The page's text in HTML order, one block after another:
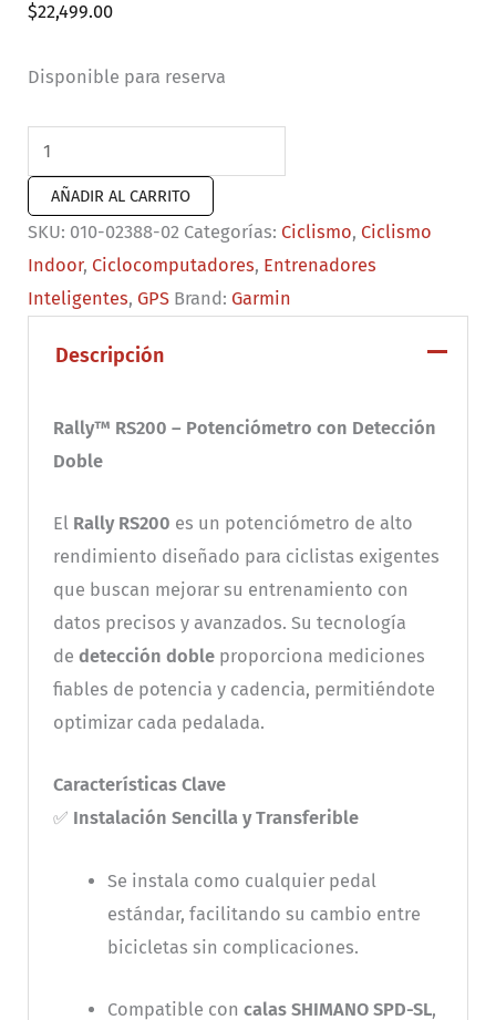
$22,499.00
Disponible para reserva
Pedales
Rally
RS200
cantidad
AÑADIR AL CARRITO
SKU: 010-02388-02 Categorías: Ciclismo, Ciclismo
Indoor, Ciclocomputadores, Entrenadores
Inteligentes, GPS Brand: Garmin
Descripción
Rally™ RS200 – Potenciómetro con Detección
Doble
El Rally RS200 es un potenciómetro de alto
rendimiento diseñado para ciclistas exigentes
que buscan mejorar su entrenamiento con
datos precisos y avanzados. Su tecnología
de detección dobleproporciona mediciones
fiables de potencia y cadencia, permitiéndote
optimizar cada pedalada.
Características Clave
✅ Instalación Sencilla y Transferible
Se instala como cualquier pedal
estándar, facilitando su cambio entre
bicicletas sin complicaciones.
Compatible con calas SHIMANO SPD-SL,